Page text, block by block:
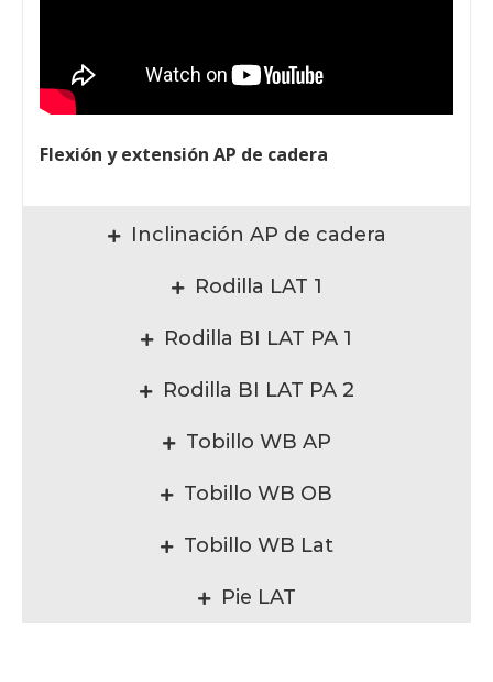
Flexión y extensión AP de cadera
Inclinación AP de cadera
Rodilla LAT 1
Rodilla BI LAT PA 1
Rodilla BI LAT PA 2
Tobillo WB AP
Tobillo WB OB
Tobillo WB Lat
Pie LAT